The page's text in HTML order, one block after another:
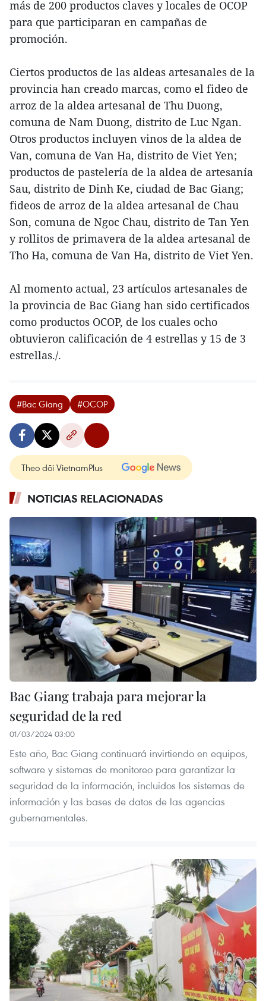
más de 200 productos claves y locales de OCOP
para que participaran en campañas de
promoción.
Ciertos productos de las aldeas artesanales de la
provincia han creado marcas, como el fideo de
arroz de la aldea artesanal de Thu Duong,
comuna de Nam Duong, distrito de Luc Ngan.
Otros productos incluyen vinos de la aldea de
Van, comuna de Van Ha, distrito de Viet Yen;
productos de pastelería de la aldea de artesanía
Sau, distrito de Dinh Ke, ciudad de Bac Giang;
fideos de arroz de la aldea artesanal de Chau
Son, comuna de Ngoc Chau, distrito de Tan Yen
y rollitos de primavera de la aldea artesanal de
Tho Ha, comuna de Van Ha, distrito de Viet Yen.
Al momento actual, 23 artículos artesanales de
la provincia de Bac Giang han sido certificados
como productos OCOP, de los cuales ocho
obtuvieron calificación de 4 estrellas y 15 de 3
estrellas./.
#Bac Giang #OCOP
Theo dõi VietnamPlus
NOTICIAS RELACIONADAS
Bac Giang trabaja para mejorar la
seguridad de la red
01/03/2024 03:00
Este año, Bac Giang continuará invirtiendo en equipos,
software y sistemas de monitoreo para garantizar la
seguridad de la información, incluidos los sistemas de
información y las bases de datos de las agencias
gubernamentales.